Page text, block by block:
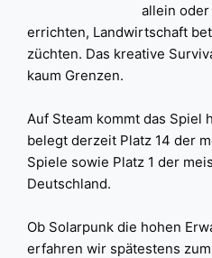
allein oder
errichten, Landwirtschaft
züchten. Das kreative
kaum Grenzen.
Auf Steam kommt das Spiel
belegt derzeit Platz 14 der
Spiele sowie Platz 1 der
Deutschland.
Ob Solarpunk die hohen
erfahren wir spätestens